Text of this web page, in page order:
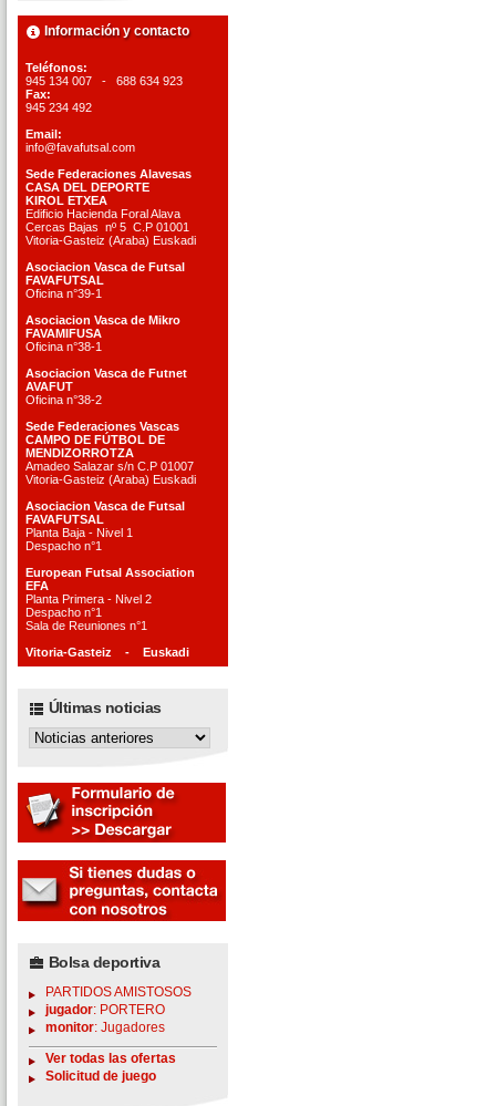
Información y contacto
Teléfonos:
945 134 007 - 688 634 923
Fax:
945 234 492
Email:
info@favafutsal.com
Sede Federaciones Alavesas
CASA DEL DEPORTE
KIROL ETXEA
Edificio Hacienda Foral Alava
Cercas Bajas nº 5 C.P 01001
Vitoria-Gasteiz (Araba) Euskadi
Asociacion Vasca de Futsal
FAVAFUTSAL
Oficina n°39-1
Asociacion Vasca de Mikro
FAVAMIFUSA
Oficina n°38-1
Asociacion Vasca de Futnet
AVAFUT
Oficina n°38-2
Sede Federaciones Vascas
CAMPO DE FÚTBOL DE
MENDIZORROTZA
Amadeo Salazar s/n C.P 01007
Vitoria-Gasteiz (Araba) Euskadi
Asociacion Vasca de Futsal
FAVAFUTSAL
Planta Baja - Nivel 1
Despacho n°1
European Futsal Association
EFA
Planta Primera - Nivel 2
Despacho n°1
Sala de Reuniones n°1
Vitoria-Gasteiz - Euskadi
Últimas noticias
Bolsa deportiva
PARTIDOS AMISTOSOS
jugador: PORTERO
monitor: Jugadores
Ver todas las ofertas
Solicitud de juego